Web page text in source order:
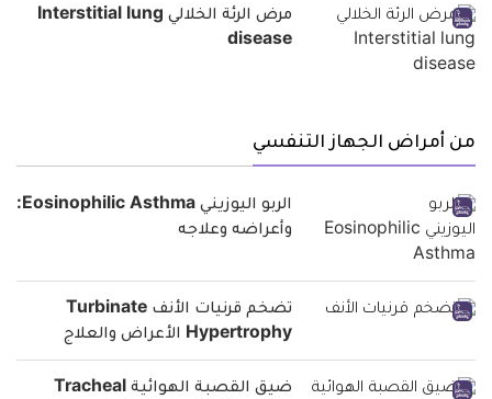
مرض الرئة الخلالي Interstitial lung
disease
من أمراض الجهاز التنفسي
الربو اليوزيني Eosinophilic Asthma:
وأعراضه وعلاجه
تضخم قرنيات الأنف Turbinate
Hypertrophy الأعراض والعلاج
ضيق القصبة الهوائية Tracheal